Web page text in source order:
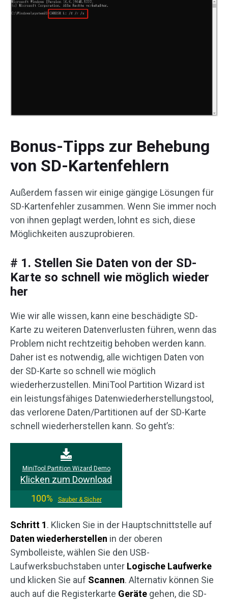
Bonus-Tipps zur Behebung
von SD-Kartenfehlern
Außerdem fassen wir einige gängige Lösungen für
SD-Kartenfehler zusammen. Wenn Sie immer noch
von ihnen geplagt werden, lohnt es sich, diese
Möglichkeiten auszuprobieren.
# 1. Stellen Sie Daten von der SD-
Karte so schnell wie möglich wieder
her
Wie wir alle wissen, kann eine beschädigte SD-
Karte zu weiteren Datenverlusten führen, wenn das
Problem nicht rechtzeitig behoben werden kann.
Daher ist es notwendig, alle wichtigen Daten von
der SD-Karte so schnell wie möglich
wiederherzustellen. MiniTool Partition Wizard ist
ein leistungsfähiges Datenwiederherstellungstool,
das verlorene Daten/Partitionen auf der SD-Karte
schnell wiederherstellen kann. So geht’s:
MiniTool Partition Wizard Demo
Klicken zum Download
100%
Sauber & Sicher
Schritt 1. Klicken Sie in der Hauptschnittstelle auf
Daten wiederherstellen in der oberen
Symbolleiste, wählen Sie den USB-
Laufwerksbuchstaben unter Logische Laufwerke
und klicken Sie auf Scannen. Alternativ können Sie
auch auf die Registerkarte Geräte gehen, die SD-